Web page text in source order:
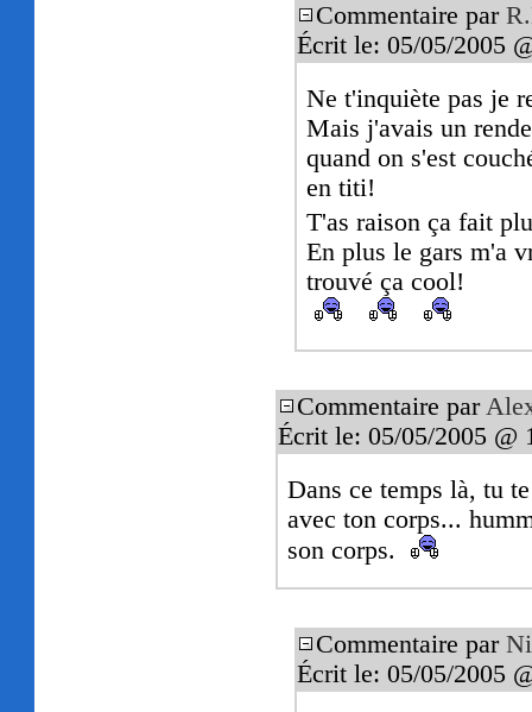
Commentaire par
Écrit le: 05/05/2005
Ne t'inquiète pas je
Mais j'avais un
quand on s'est
en titi!
T'as raison ça fait
En plus le gars m'a
trouvé ça cool!
Commentaire par
Écrit le: 05/05/2005 @
Dans ce temps là, tu
avec ton corps...
son corps.
Commentaire par
Écrit le: 05/05/2005